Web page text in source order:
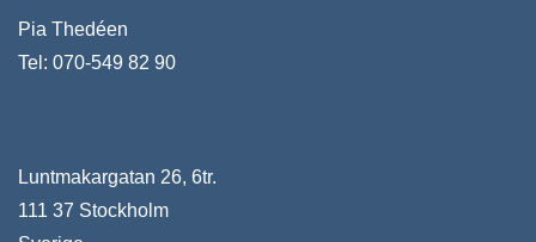
Pia Thedéen
Tel: 070-549 82 90
Luntmakargatan 26, 6tr.
111 37 Stockholm